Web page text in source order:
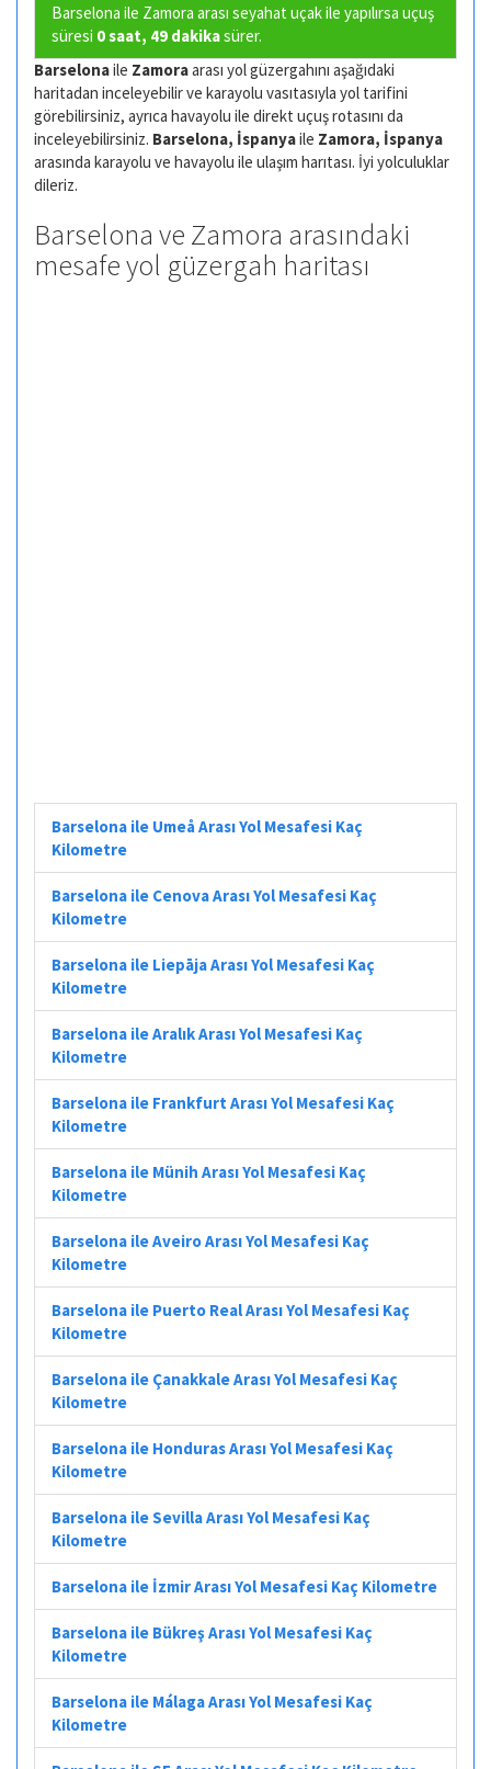
Barselona ile Zamora arası seyahat uçak ile yapılırsa uçuş
süresi 0 saat, 49 dakikasürer.
Barselonaile Zamoraarası yol güzergahını aşağıdaki
haritadan inceleyebilir ve karayolu vasıtasıyla yol tarifini
görebilirsiniz, ayrıca havayolu ile direkt uçuş rotasını da
inceleyebilirsiniz. Barselona, İspanyaile Zamora, İspanya
arasında karayolu ve havayolu ile ulaşım harıtası. İyi yolculuklar
dileriz.
Barselona ve Zamora arasındaki
mesafe yol güzergah haritası
Barselona ile Umeå Arası Yol Mesafesi Kaç
Kilometre
Barselona ile Cenova Arası Yol Mesafesi Kaç
Kilometre
Barselona ile Liepāja Arası Yol Mesafesi Kaç
Kilometre
Barselona ile Aralık Arası Yol Mesafesi Kaç
Kilometre
Barselona ile Frankfurt Arası Yol Mesafesi Kaç
Kilometre
Barselona ile Münih Arası Yol Mesafesi Kaç
Kilometre
Barselona ile Aveiro Arası Yol Mesafesi Kaç
Kilometre
Barselona ile Puerto Real Arası Yol Mesafesi Kaç
Kilometre
Barselona ile Çanakkale Arası Yol Mesafesi Kaç
Kilometre
Barselona ile Honduras Arası Yol Mesafesi Kaç
Kilometre
Barselona ile Sevilla Arası Yol Mesafesi Kaç
Kilometre
Barselona ile İzmir Arası Yol Mesafesi Kaç Kilometre
Barselona ile Bükreş Arası Yol Mesafesi Kaç
Kilometre
Barselona ile Málaga Arası Yol Mesafesi Kaç
Kilometre